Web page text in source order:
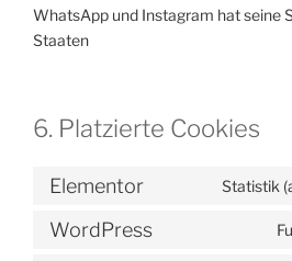
WhatsApp und Instagram hat seine
Staaten
6. Platzierte Cookies
Elementor Statistik
WordPress